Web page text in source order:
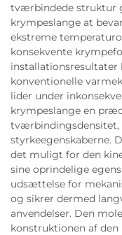
tværbindede struktur
krympeslange at
ekstreme
konsekvente
konventionelle
lider under
krympeslange en
tværbindingsdensitet,
styrkeegenskaberne.
det muligt for den
sine oprindelige
udsættelse for
og sikrer dermed
anvendelser. Den
konstruktionen af den